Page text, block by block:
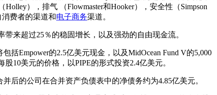
），排气 （Flowmaster和Hooker），安全性（Simpson
费者的渠道和电子商务渠道。
来超过25％的稳固增长，以及强劲的自由现金流。
Empower的2.5亿美元现金，以及MidOcean Fund V的5,000
股10美元的价格，以PIPE的形式投资2.4亿美元。
后的公司在合并资产负债表中的净债务约为4.85亿美元。